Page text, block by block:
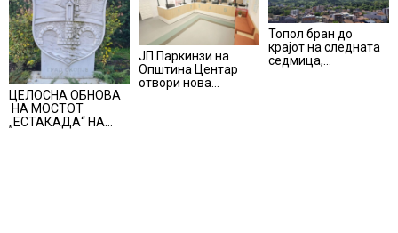
ЦЕЛОСНА ОБНОВА
НА МОСТОТ
„ЕСТАКАДА“ НА
ЈП Паркинзи на
Општина Центар
отвори нова
Топол бран до
крајот на следната
седмица,